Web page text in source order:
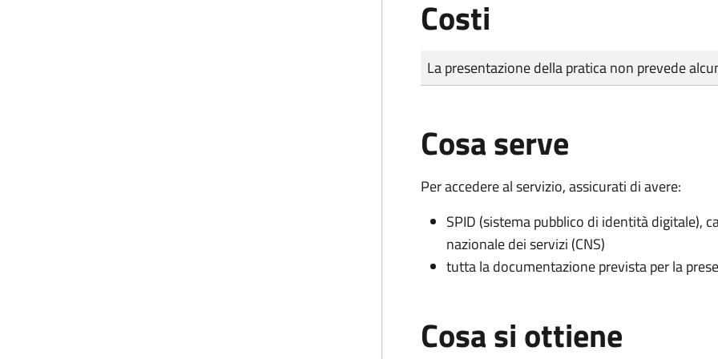
Costi
Tipo di pagamento
Importo
La presentazione della pratica non prevede
Cosa serve
Per accedere al servizio, assicurati di avere:
SPID (sistema pubblico di identità digitale),
nazionale dei servizi (CNS)
tutta la documentazione prevista per la
Cosa si ottiene